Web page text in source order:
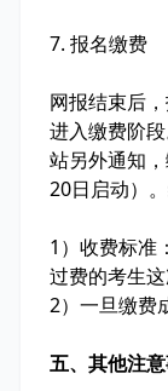
7. 报名缴费
网报结束后
进入缴费阶
站另外通知
20日启动）
1）收费标准
过费的考生这
2）一旦缴费
五、其他注